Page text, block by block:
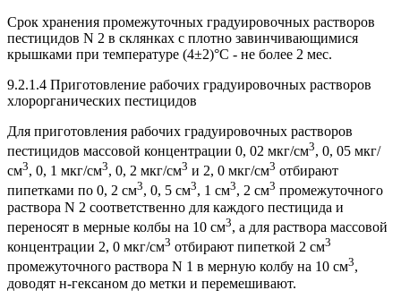
Срок хранения промежуточных градуировочных растворов
пестицидов N 2 в склянках с плотно завинчивающимися
крышками при температуре (4±2)°С - не более 2 мес.
9.2.1.4 Приготовление рабочих градуировочных растворов
хлорорганических пестицидов
Для приготовления рабочих градуировочных растворов
пестицидов массовой концентрации 0, 02 мкг/см3, 0, 05 мкг/
см3, 0, 1 мкг/см3, 0, 2 мкг/см3 и 2, 0 мкг/см3 отбирают
пипетками по 0, 2 см3, 0, 5 см3, 1 см3, 2 см3 промежуточного
раствора N 2 соответственно для каждого пестицида и
переносят в мерные колбы на 10 см3, а для раствора массовой
концентрации 2, 0 мкг/см3 отбирают пипеткой 2 см3
промежуточного раствора N 1 в мерную колбу на 10 см3,
доводят н-гексаном до метки и перемешивают.